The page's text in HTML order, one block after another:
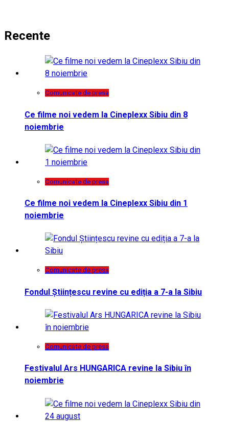
Recente
Comunicate de presa
Ce filme noi vedem la Cineplexx Sibiu din 8
noiembrie
Comunicate de presa
Ce filme noi vedem la Cineplexx Sibiu din 1
noiembrie
Comunicate de presa
Fondul Științescu revine cu ediția a 7-a la Sibiu
Comunicate de presa
Festivalul Ars HUNGARICA revine la Sibiu în
noiembrie